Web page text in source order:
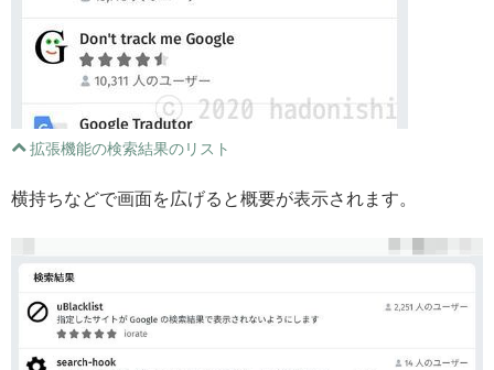
拡張機能の検索結果のリスト
横持ちなどで画面を広げると概要が表示されます。